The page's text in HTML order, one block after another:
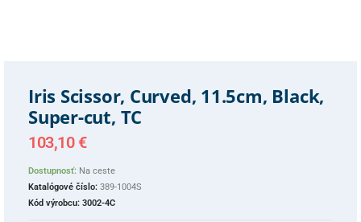
Iris Scissor, Curved, 11.5cm, Black,
Super-cut, TC
103,10 €
Dostupnosť: Na ceste
Katalógové číslo: 389-1004S
Kód výrobcu: 3002-4C